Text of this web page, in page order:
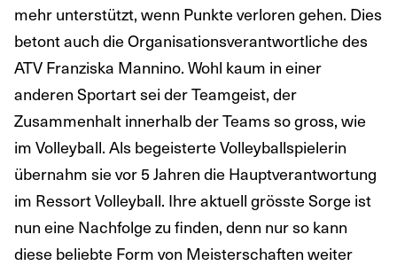
mehr unterstützt, wenn Punkte verloren gehen. Dies
betont auch die Organisationsverantwortliche des
ATV Franziska Mannino. Wohl kaum in einer
anderen Sportart sei der Teamgeist, der
Zusammenhalt innerhalb der Teams so gross, wie
im Volleyball. Als begeisterte Volleyballspielerin
übernahm sie vor 5 Jahren die Hauptverantwortung
im Ressort Volleyball. Ihre aktuell grösste Sorge ist
nun eine Nachfolge zu finden, denn nur so kann
diese beliebte Form von Meisterschaften weiter